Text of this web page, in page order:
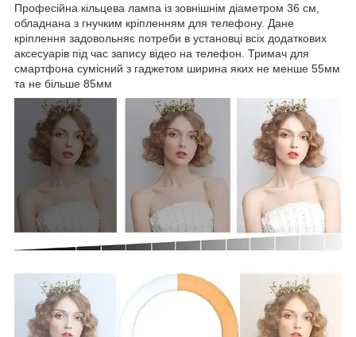
Професійна кільцева лампа із зовнішнім діаметром 36 см,
обладнана з гнучким кріпленням для телефону. Дане
кріплення задовольняє потреби в установці всіх додаткових
аксесуарів під час запису відео на телефон. Тримач для
смартфона сумісний з гаджетом ширина яких не менше 55мм
та не більше 85мм